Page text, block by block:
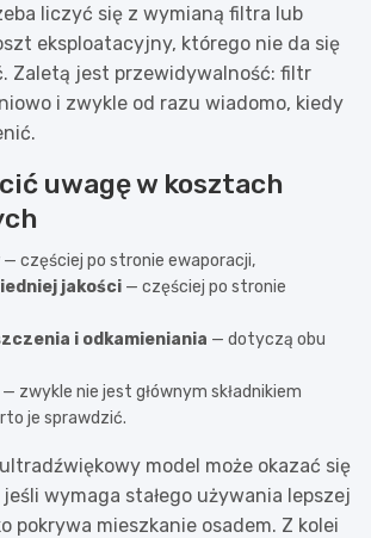
liczyć się z wymianą filtra lub
eksploatacyjny, którego nie da się
Zaletą jest przewidywalność: filtr
i zwykle od razu wiadomo, kiedy
uwagę w kosztach
— częściej po stronie ewaporacji,
jakości — częściej po stronie
i odkamieniania — dotyczą obu
— zwykle nie jest głównym składnikiem
je sprawdzić.
model może okazać się
jeśli wymaga stałego używania lepszej
pokrywa mieszkanie osadem. Z kolei